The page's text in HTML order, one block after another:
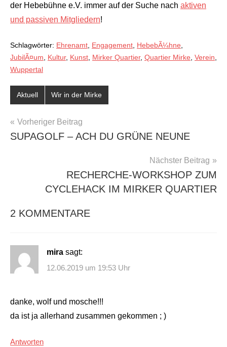
der Hebebühne e.V. immer auf der Suche nach aktiven
und passiven Mitgliedern!
Schlagwörter: Ehrenamt Engagement HebebÃ¼hne
JubilÃ¤um
Kultur, Kunst Mirker Quartier, Quartier Mirke Verein
Wuppertal
Aktuell Wir in der Mirke
BEITRAGSNAVIGATION
Vorheriger Beitrag
SUPAGOLF – ACH DU GRÜNE NEUNE
Nächster Beitrag
RECHERCHE-WORKSHOP ZUM
CYCLEHACK IM MIRKER QUARTIER
2 KOMMENTARE
mira sagt:
12.06.2019 um 19:53 Uhr
danke, wolf und mosche!!!
da ist ja allerhand zusammen gekommen ; )
Antworten